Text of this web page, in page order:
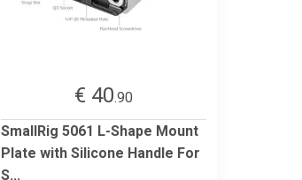
€ 40.90
SmallRig 5061 L-Shape Mount
Plate with Silicone Handle For
S...